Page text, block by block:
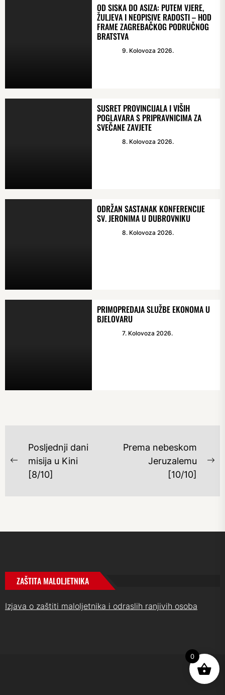
OD SISKA DO ASIZA: PUTEM VJERE,
ŽULJEVA I NEOPISIVE RADOSTI – HOD
FRAME ZAGREBAČKOG PODRUČNOG
BRATSTVA
9. Kolovoza 2026.
SUSRET PROVINCIJALA I VIŠIH
POGLAVARA S PRIPRAVNICIMA ZA
SVEČANE ZAVJETE
8. Kolovoza 2026.
ODRŽAN SASTANAK KONFERENCIJE
SV. JERONIMA U DUBROVNIKU
8. Kolovoza 2026.
PRIMOPREDAJA SLUŽBE EKONOMA U
BJELOVARU
7. Kolovoza 2026.
NAVIGACIJA
OBJAVA
Previous
post:
Posljednji dani
misija u Kini
[8/10]
Prema nebeskom
Jeruzalemu
[10/10]
ZAŠTITA MALOLJETNIKA
Izjava o zaštiti maloljetnika i odraslih ranjivih osoba
UP ↑
0